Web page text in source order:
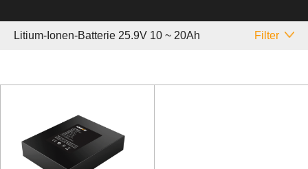
Litium-Ionen-Batterie 25.9V 10 ~ 20Ah Filter